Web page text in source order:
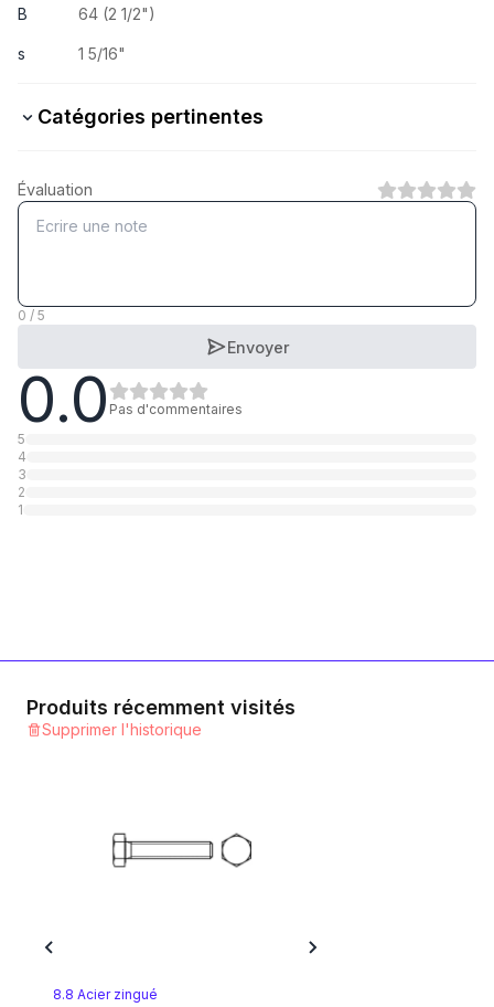
B 64 (2 1/2")
s 1 5/16"
Catégories pertinentes
8.8 Stahl verzinkt
1 Catégorie
Évaluation
0 / 5
Envoyer
0.0 Pas d'commentaires
5
4
3
2
1
Produits récemment visités
Supprimer l'historique
8.8 Acier zingué